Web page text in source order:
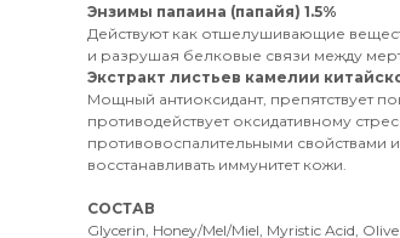
Энзимы папаина (папайя) 1.5%
Действуют как отшелушивающие
и разрушая белковые связи между
Экстракт листьев камелии
Мощный антиоксидант, препятствует
противодействует оксидативному
противовоспалительными свойствами
восстанавливать иммунитет кожи.
СОСТАВ
Glycerin, Honey/Mel/Miel, Myristic Acid,